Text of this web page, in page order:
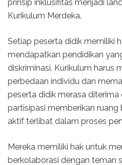
prinsip inklusifitas menjadi
Kurikulum Merdeka.
Setiap peserta didik memiliki
mendapatkan pendidikan
diskriminasi. Kurikulum harus
perbedaan individu dan
peserta didik merasa diterima
partisipasi memberikan
aktif terlibat dalam proses
Mereka memiliki hak untuk
berkolaborasi dengan teman